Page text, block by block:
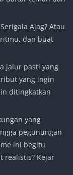
Ajag? Atau
dan buat
jalur pasti yang
yang ingin
ditingkatkan
yang
pegunungan
ini begitu
realistis? Kejar